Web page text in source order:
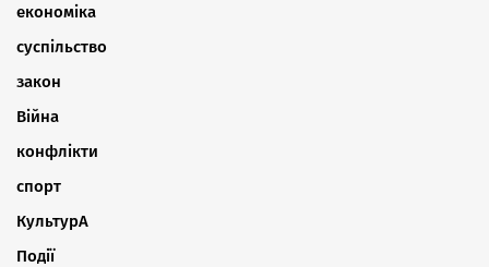
економіка
суспільство
закон
Війна
конфлікти
спорт
КультурА
Події